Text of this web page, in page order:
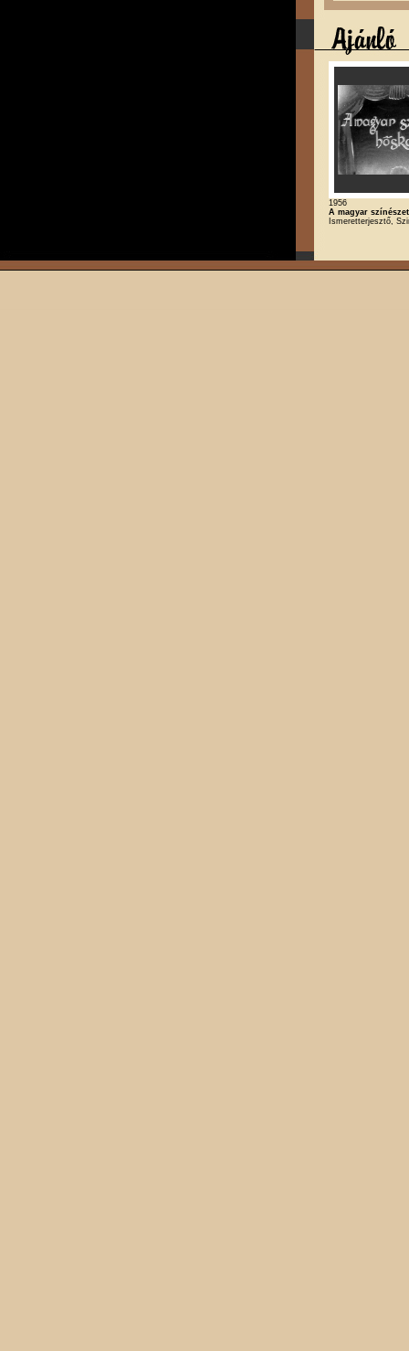
1956
A magyar
Ismeretterjesztő,